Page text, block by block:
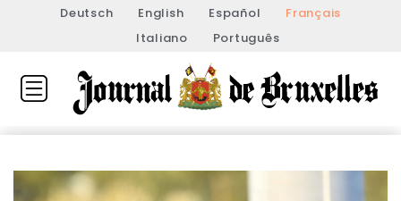
Deutsch English Español
Français
Italiano
Português